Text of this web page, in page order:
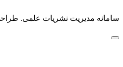
سامانه مدیریت نشریات علمی.